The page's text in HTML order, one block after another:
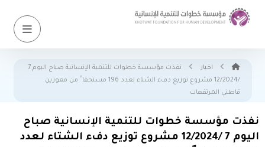
اخبار
نفذت مؤسسة خطوات للتنمية الإنسانية صباح اليوم 7
/12/2024 مشروع توزيع دفء الشتاء لعدد 196 مستحقا ً من معوزين
قاطني المرتفعات
نفذت مؤسسة خطوات للتنمية الإنسانية صباح
اليوم 7 /12/2024 مشروع توزيع دفء الشتاء لعدد